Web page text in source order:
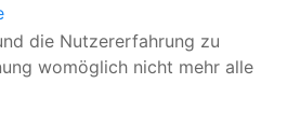
die Nutzererfahrung zu
womöglich nicht mehr alle